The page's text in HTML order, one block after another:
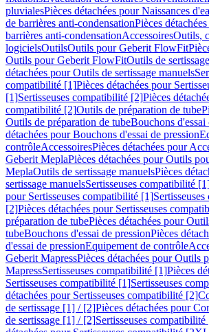
pluvialesPièces détachées pour Naissances
de barrières anti-condensationPièces
barrières anti-condensationAccessoiresOutils,
logicielsOutilsOutils pour Geberit FlowFit
Outils pour Geberit FlowFitOutils de
détachées pour Outils de sertissage manuels
compatibilité [1]Pièces détachées pour
[1]Sertisseuses compatibilité [2]Pièces
compatibilité [2]Outils de préparation de tube
Outils de préparation de tubeBouchons d'essai
détachées pour Bouchons d'essai de pression
contrôleAccessoiresPièces détachées pour
Geberit MeplaPièces détachées pour Outils
MeplaOutils de sertissage manuelsPièces
sertissage manuelsSertisseuses compatibilité
pour Sertisseuses compatibilité [1]
[2]Pièces détachées pour Sertisseuses
préparation de tubePièces détachées pour
tubeBouchons d'essai de pressionPièces
d'essai de pressionEquipement de contrôle
Geberit MapressPièces détachées pour Outils
MapressSertisseuses compatibilité [1]Pièces
Sertisseuses compatibilité [1]Sertisseuses
détachées pour Sertisseuses compatibilité [2]
de sertissage [1] / [2]Pièces détachées pour
de sertissage [1] / [2]Sertisseuses